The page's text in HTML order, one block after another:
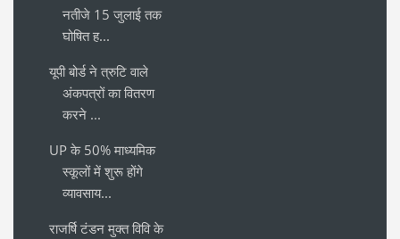
नतीजे 15 जुलाई तक
घोषित ह...
यूपी बोर्ड ने त्रुटि वाले
अंकपत्रों का वितरण
करने ...
UP के 50% माध्यमिक
स्कूलों में शुरू होंगे
व्यावसाय...
राजर्षि टंडन मुक्त विवि के